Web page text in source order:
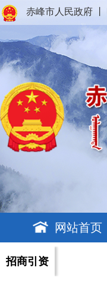
赤峰市人民政府
网站首页
招商引资